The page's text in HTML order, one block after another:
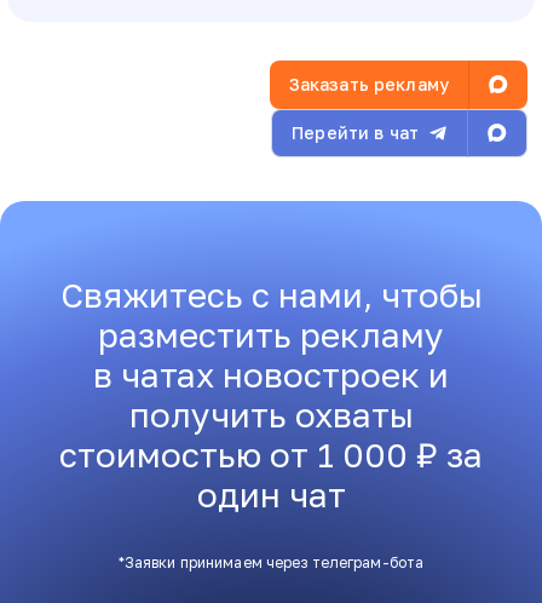
Заказать рекламу
Перейти в чат
Свяжитесь с нами, чтобы
разместить рекламу
в чатах новостроек и
получить охваты
стоимостью от 1 000 ₽ за
один чат
*Заявки принимаем через телеграм-бота